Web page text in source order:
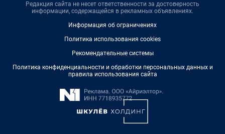
Редакция сайта не несет ответственности за достоверность
информации, содержащейся в рекламных объявлениях.
Информация об ограничениях
Политика использования cookies
Рекомендательные системы
Политика конфиденциальности и обработки персональных данных и
правила использования сайта